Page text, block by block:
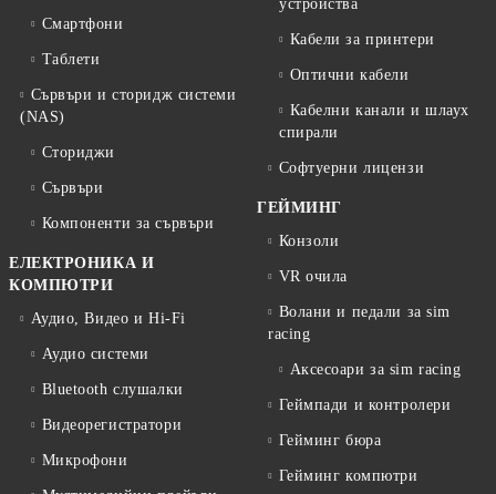
Смартфони
Таблети
Сървъри и сторидж системи
(NAS)
Сториджи
Сървъри
Компоненти за сървъри
ЕЛЕКТРОНИКА И
КОМПЮТРИ
Аудио, Видео и Hi-Fi
Аудио системи
Bluetooth слушалки
Видеорегистратори
Микрофони
устройства
Кабели за принтери
Оптични кабели
Кабелни канали и шлаух
спирали
Софтуерни лицензи
ГЕЙМИНГ
Конзоли
VR очила
Волани и педали за sim
racing
Аксесоари за sim racing
Геймпади и контролери
Гейминг бюра
Гейминг компютри